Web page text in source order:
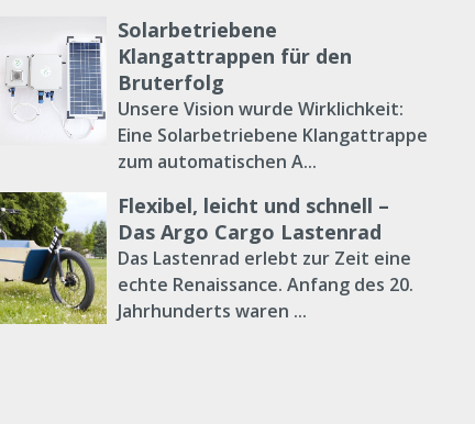
Solarbetriebene
Klangattrappen für den
Bruterfolg
Unsere Vision wurde Wirklichkeit:
Eine Solarbetriebene Klangattrappe
zum automatischen A...
Flexibel, leicht und schnell –
Das Argo Cargo Lastenrad
Das Lastenrad erlebt zur Zeit eine
echte Renaissance. Anfang des 20.
Jahrhunderts waren ...